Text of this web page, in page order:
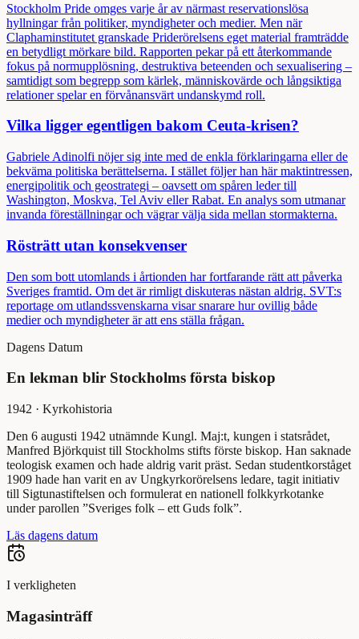
Stockholm Pride omges varje år av närmast reservationslösa
hyllningar från politiker, myndigheter och medier. Men när
Claphaminstitutet granskade Priderörelsens eget material framträdde
en betydligt mörkare bild. Rapporten pekar på ett återkommande
fokus på normupplösning, destruktiva beteenden och sexualisering –
samtidigt som begrepp som kärlek, människovärde och långsiktiga
relationer spelar en förvånansvärt undanskymd roll.
Vilka ligger egentligen bakom Ceuta-krisen?
Gabriele Adinolfi nöjer sig inte med de enkla förklaringarna eller de
bekväma politiska berättelserna. I stället följer han här maktintressen,
energipolitik och geostrategi – oavsett om spåren leder till
Washington, Moskva, Tel Aviv eller Rabat. En analys som utmanar
invanda föreställningar och vägrar välja sida mellan stormakterna.
Rösträtt utan konsekvenser
Den som bott utomlands i årtionden har fortfarande rätt att påverka
Sveriges framtid. Om det är rimligt diskuteras nästan aldrig. SVT:s
reportage om utlandssvenskarna visar snarare hur ovillig både
medier och myndigheter är att ens ställa frågan.
Dagens Datum
En lekman blir Stockholms första biskop
1942 · Kyrkohistoria
Den 6 augusti 1942 utnämnde Kungl. Maj:t, kungen i statsrådet,
Manfred Björkquist till Stockholms stifts förste biskop. Han saknade
teologisk examen och hade aldrig varit präst. Sedan studentkorståget
1909 hade han varit en av Ungkyrkorörelsens ledare, tagit initiativ
till Sigtunastiftelsen och formulerat en nationell folkkyrkotanke
under parollen ”Sveriges folk – ett Guds folk”.
Läs dagens datum
I verkligheten
Magasinträff